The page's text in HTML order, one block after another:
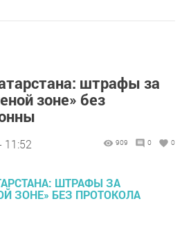
штрафы за
зоне» без
11:52 909 0 0